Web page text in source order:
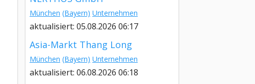
München (Bayern) Unternehmen
aktualisiert: 05.08.2026 06:17
Asia-Markt Thang Long
München (Bayern) Unternehmen
aktualisiert: 06.08.2026 06:18